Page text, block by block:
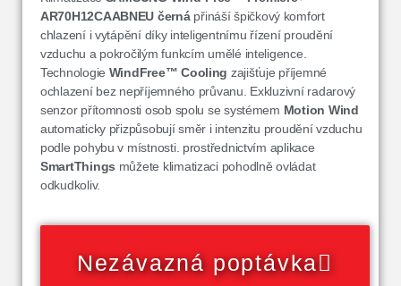
AR70H12CAABNEU černápřináší špičkový komfort
chlazení i vytápění díky inteligentnímu řízení proudění
vzduchu a pokročilým funkcím umělé inteligence.
Technologie WindFree™ Cooling zajišťuje příjemné
ochlazení bez nepříjemného průvanu. Exkluzivní radarový
senzor přítomnosti osob spolu se systémem Motion Wind
automaticky přizpůsobují směr i intenzitu proudění vzduchu
podle pohybu v místnosti. prostřednictvím aplikace
SmartThings můžete klimatizaci pohodlně ovládat
odkudkoliv.
Nezávazná poptávka